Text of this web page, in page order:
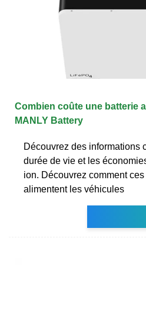
Combien coûte une batterie
MANLY Battery
Découvrez des informations
durée de vie et les
ion. Découvrez comment
alimentent les véhicules